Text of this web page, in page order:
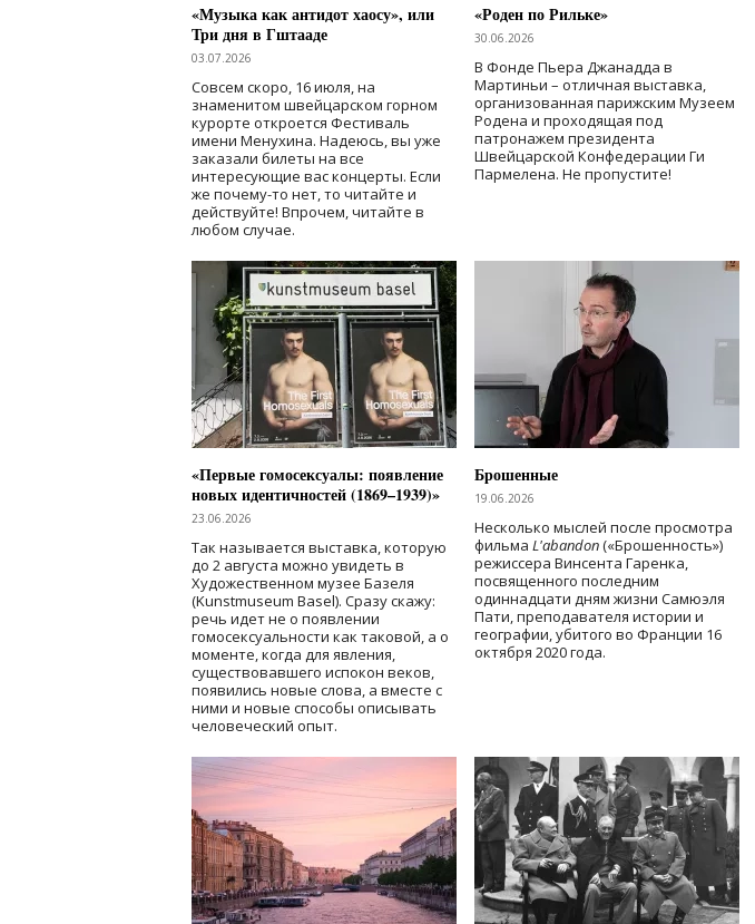
«Музыка как антидот хаосу», или
Три дня в Гштааде
03.07.2026
Совсем скоро, 16 июля, на
знаменитом швейцарском горном
курорте откроется Фестиваль
имени Менухина. Надеюсь, вы уже
заказали билеты на все
интересующие вас концерты. Если
же почему-то нет, то читайте и
действуйте! Впрочем, читайте в
любом случае.
«Роден по Рильке»
30.06.2026
В Фонде Пьера Джанадда в
Мартиньи – отличная выставка,
организованная парижским Музеем
Родена и проходящая под
патронажем президента
Швейцарской Конфедерации Ги
Пармелена. Не пропустите!
«Первые гомосексуалы: появление
новых идентичностей (1869–1939)»
23.06.2026
Так называется выставка, которую
до 2 августа можно увидеть в
Художественном музее Базеля
(Kunstmuseum Basel). Сразу скажу:
речь идет не о появлении
гомосексуальности как таковой, а о
моменте, когда для явления,
существовавшего испокон веков,
появились новые слова, а вместе с
ними и новые способы описывать
человеческий опыт.
Брошенные
19.06.2026
Несколько мыслей после просмотра
фильма L'abandon(«Брошенность»)
режиссера Винсента Гаренка,
посвященного последним
одиннадцати дням жизни Самюэля
Пати, преподавателя истории и
географии, убитого во Франции 16
октября 2020 года.